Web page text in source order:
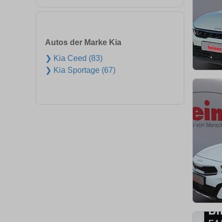
Autos der Marke Kia
❯ Kia Ceed (83)
❯ Kia Sportage (67)